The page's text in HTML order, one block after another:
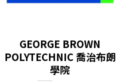
GEORGE BROWN
POLYTECHNIC 喬治布朗
學院